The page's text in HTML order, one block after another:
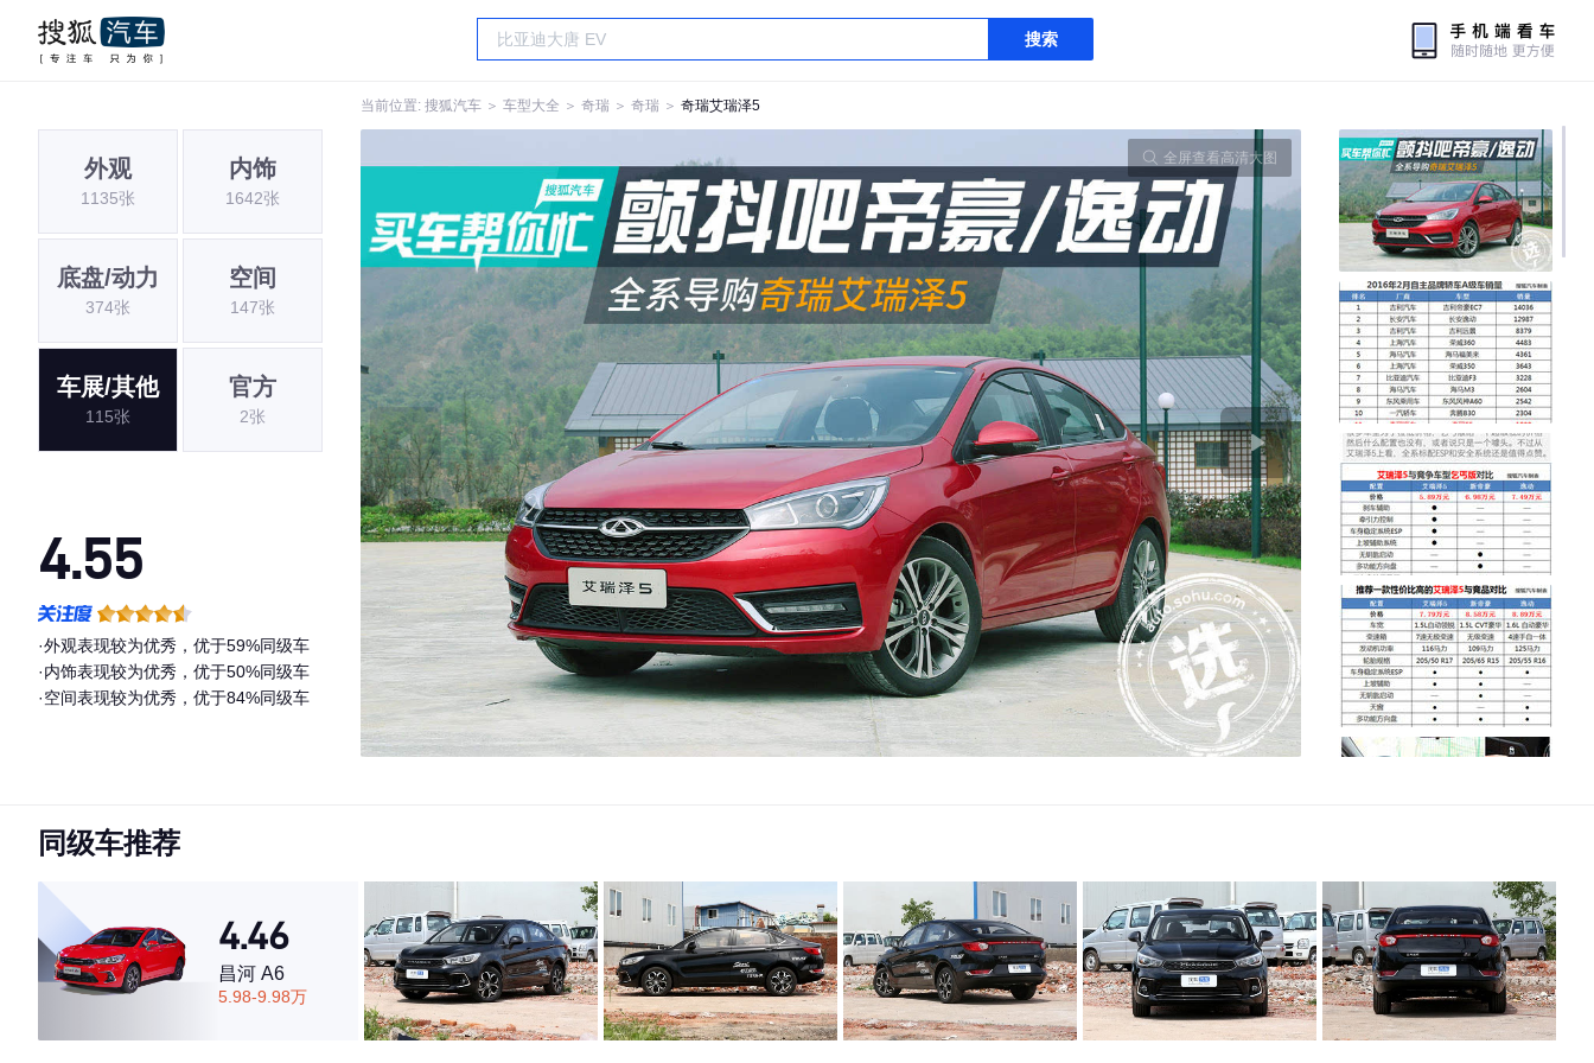
搜索
当前位置: 搜狐汽车 ＞ 车型大全 ＞ 奇瑞 ＞ 奇瑞 ＞ 奇瑞艾瑞泽5
外观
1135张
内饰
1642张
底盘/动力
374张
空间
147张
车展/其他
115张
官方
2张
4.55
·外观表现较为优秀，优于59%同级车
·内饰表现较为优秀，优于50%同级车
·空间表现较为优秀，优于84%同级车
全屏查看高清大图
同级车推荐
4.46
昌河 A6
5.98-9.98万